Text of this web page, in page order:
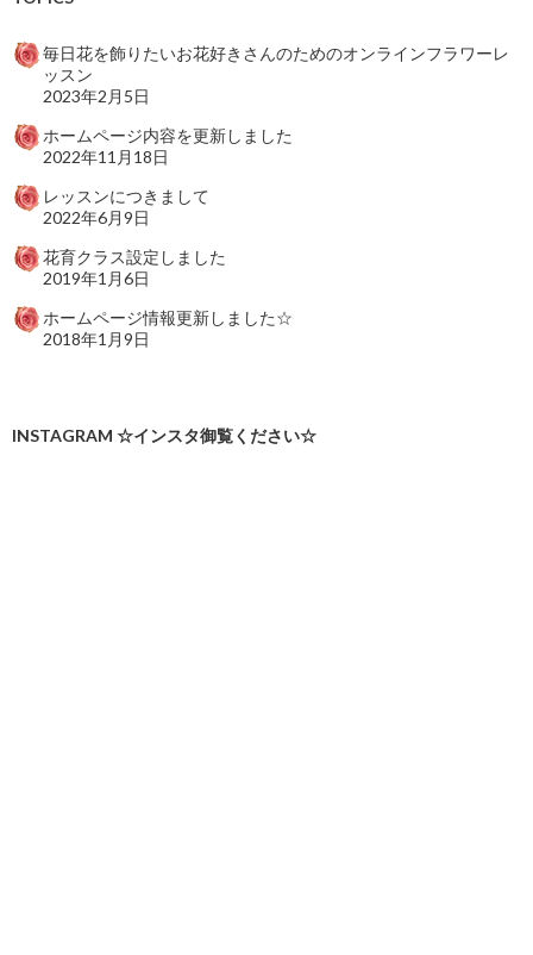
毎日花を飾りたいお花好きさんのためのオンラインフラワーレ
ッスン
2023年2月5日
ホームページ内容を更新しました
2022年11月18日
レッスンにつきまして
2022年6月9日
花育クラス設定しました
2019年1月6日
ホームページ情報更新しました☆
2018年1月9日
INSTAGRAM ☆インスタ御覧ください☆